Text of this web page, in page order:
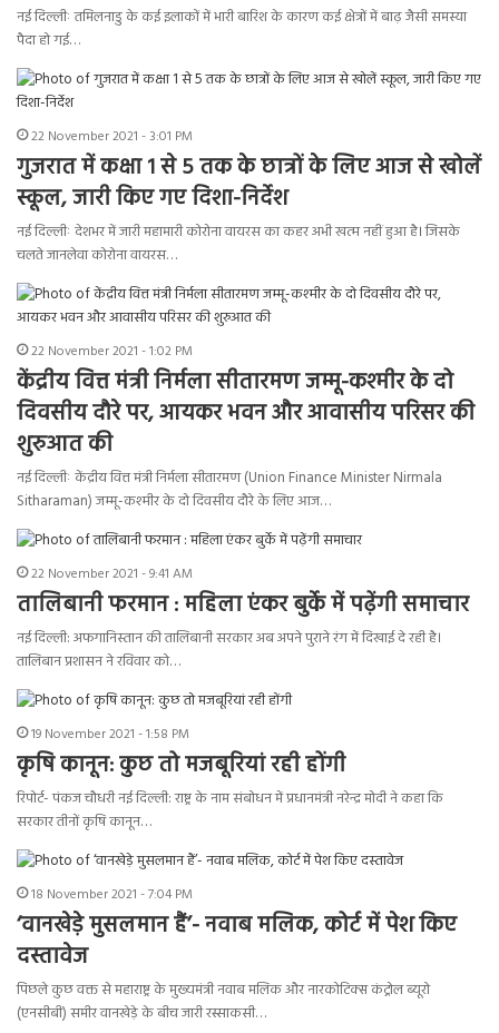
नई दिल्लीः तमिलनाडु के कई इलाकों में भारी बारिश के कारण कई क्षेत्रों में बाढ़ जैसी समस्या
पैदा हो गई…
22 November 2021 - 3:01 PM
गुजरात में कक्षा 1 से 5 तक के छात्रों के लिए आज से खोलें
स्कूल, जारी किए गए दिशा-निर्देश
नई दिल्लीः देशभर में जारी महामारी कोरोना वायरस का कहर अभी खत्म नहीं हुआ है। जिसके
चलते जानलेवा कोरोना वायरस…
22 November 2021 - 1:02 PM
केंद्रीय वित्त मंत्री निर्मला सीतारमण जम्मू-कश्मीर के दो
दिवसीय दौरे पर, आयकर भवन और आवासीय परिसर की
शुरुआत की
नई दिल्लीः केंद्रीय वित्त मंत्री निर्मला सीतारमण (Union Finance Minister Nirmala
Sitharaman) जम्मू-कश्मीर के दो दिवसीय दौरे के लिए आज…
22 November 2021 - 9:41 AM
तालिबानी फरमान : महिला एंकर बुर्के में पढ़ेंगी समाचार
नई दिल्ली: अफगानिस्तान की तालिबानी सरकार अब अपने पुराने रंग में दिखाई दे रही है।
तालिबान प्रशासन ने रविवार को…
19 November 2021 - 1:58 PM
कृषि कानून: कुछ तो मजबूरियां रही होंगी
रिपोर्ट- पंकज चौधरी नई दिल्ली: राष्ट्र के नाम संबोधन में प्रधानमंत्री नरेन्द्र मोदी ने कहा कि
सरकार तीनों कृषि कानून…
18 November 2021 - 7:04 PM
‘वानखेड़े मुसलमान हैं’- नवाब मलिक, कोर्ट में पेश किए
दस्तावेज
पिछले कुछ वक्त से महाराष्ट्र के मुख्यमंत्री नवाब मलिक और नारकोटिक्स कंट्रोल ब्यूरो
(एनसीबी) समीर वानखेड़े के बीच जारी रस्साकसी…